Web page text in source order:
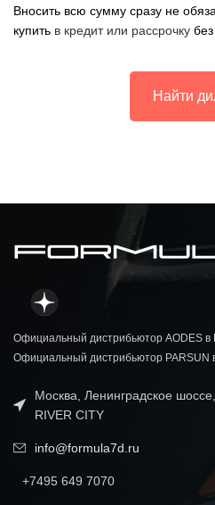
Вносить всю сумму сразу не
купить в кредит или рассрочку
Найти
Официальный дистрибьютор
Официальный дистрибьютор PARSUN
Москва, Ленинградское
RIVER CITY
info@formula7d.ru
+7495 649 7070